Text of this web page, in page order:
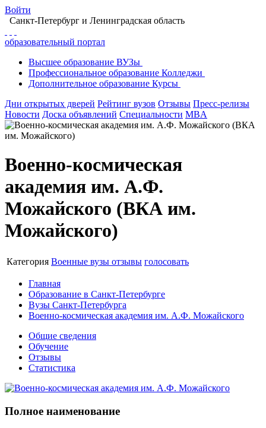
Войти
Санкт-Петербург и Ленинградская область
образовательный портал
Высшее образование ВУЗы
Профессиональное образование Колледжи
Дополнительное образование Курсы
Дни открытых дверей Рейтинг вузов Отзывы Пресс-релизы
Новости Доска объявлений Специальности MBA
Военно-космическая
академия им. А.Ф.
Можайского (ВКА им.
Можайского)
Категория Военные вузы отзывы голосовать
Главная
Образование в Санкт-Петербурге
Вузы Санкт-Петербурга
Военно-космическая академия им. А.Ф. Можайского
Общие сведения
Обучение
Отзывы
Статистика
Полное наименование